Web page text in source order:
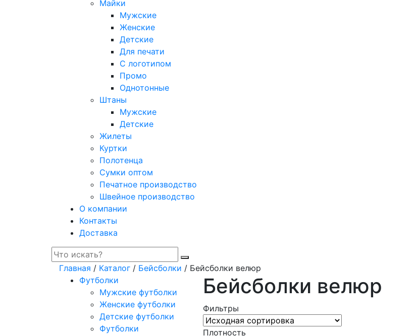
Майки
Мужские
Женские
Детские
Для печати
С логотипом
Промо
Однотонные
Штаны
Мужские
Детские
Жилеты
Куртки
Полотенца
Сумки оптом
Печатное производство
Швейное производство
О компании
Контакты
Доставка
Главная / Каталог / Бейсболки / Бейсболки велюр
Футболки
Мужские футболки
Женские футболки
Детские футболки
Футболки
Бейсболки велюр
Фильтры
Плотность